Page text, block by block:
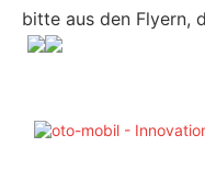
bitte aus den Flyern,